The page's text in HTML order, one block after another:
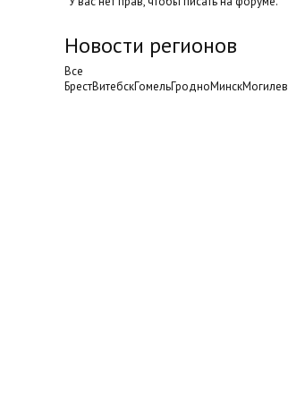
Новости регионов
Все
БрестВитебскГомельГродноМинскМогилев